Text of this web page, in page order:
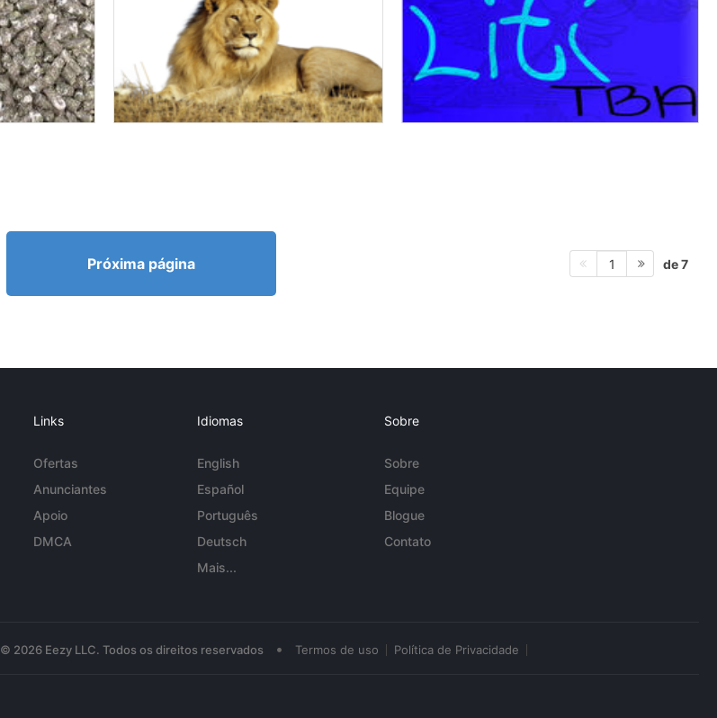
Próxima página 1 de 7
Links
Ofertas
Anunciantes
Apoio
DMCA
Idiomas
English
Español
Português
Deutsch
Mais...
Sobre
Sobre
Equipe
Blogue
Contato
© 2026 Eezy LLC. Todos os direitos reservados • Termos de uso Política de Privacidade